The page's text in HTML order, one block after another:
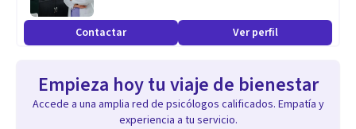
Contactar Ver perfil
Empieza hoy tu viaje de bienestar
Accede a una amplia red de psicólogos calificados. Empatía y
experiencia a tu servicio.